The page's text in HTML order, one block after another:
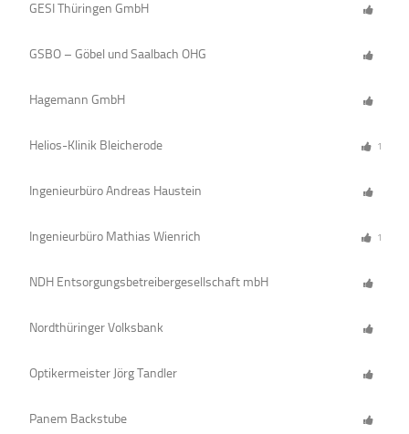
GESI Thüringen GmbH
GSBO – Göbel und Saalbach OHG
Hagemann GmbH
Helios-Klinik Bleicherode 1
Ingenieurbüro Andreas Haustein
Ingenieurbüro Mathias Wienrich 1
NDH Entsorgungsbetreibergesellschaft mbH
Nordthüringer Volksbank
Optikermeister Jörg Tandler
Panem Backstube